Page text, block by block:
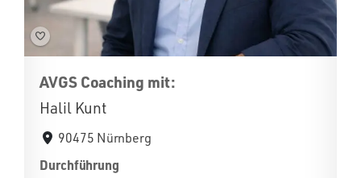
AVGS Coaching mit:
Halil Kunt
90475 Nürnberg
Durchführung